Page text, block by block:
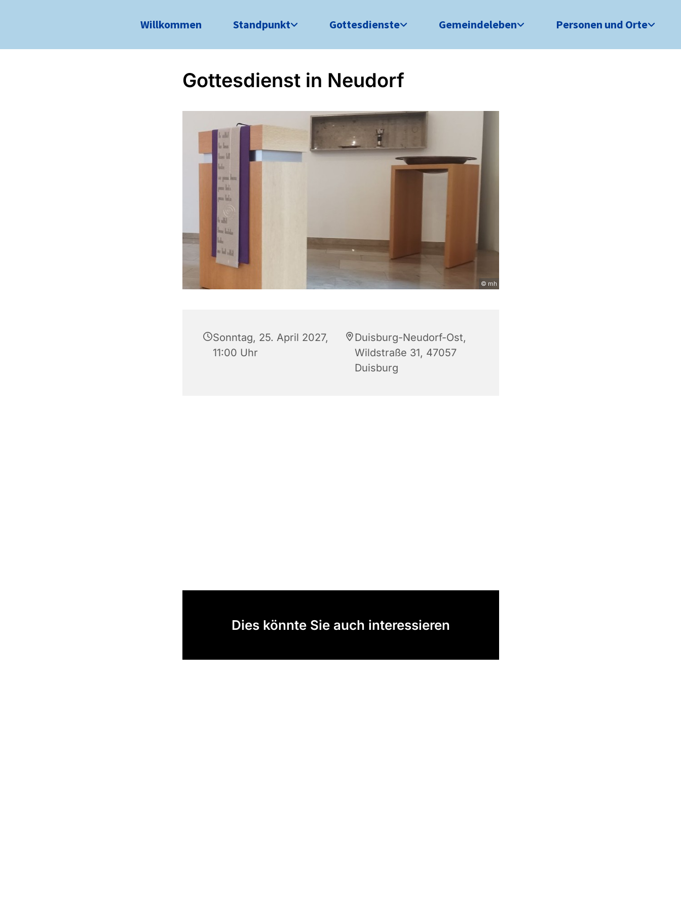
Willkommen Standpunkt Gottesdienste Gemeindeleben Personen und Orte
Gottesdienst in Neudorf
© mh
Sonntag, 25. April 2027,
11:00 Uhr
Duisburg-Neudorf-Ost,
Wildstraße 31, 47057
Duisburg
Dies könnte Sie auch interessieren